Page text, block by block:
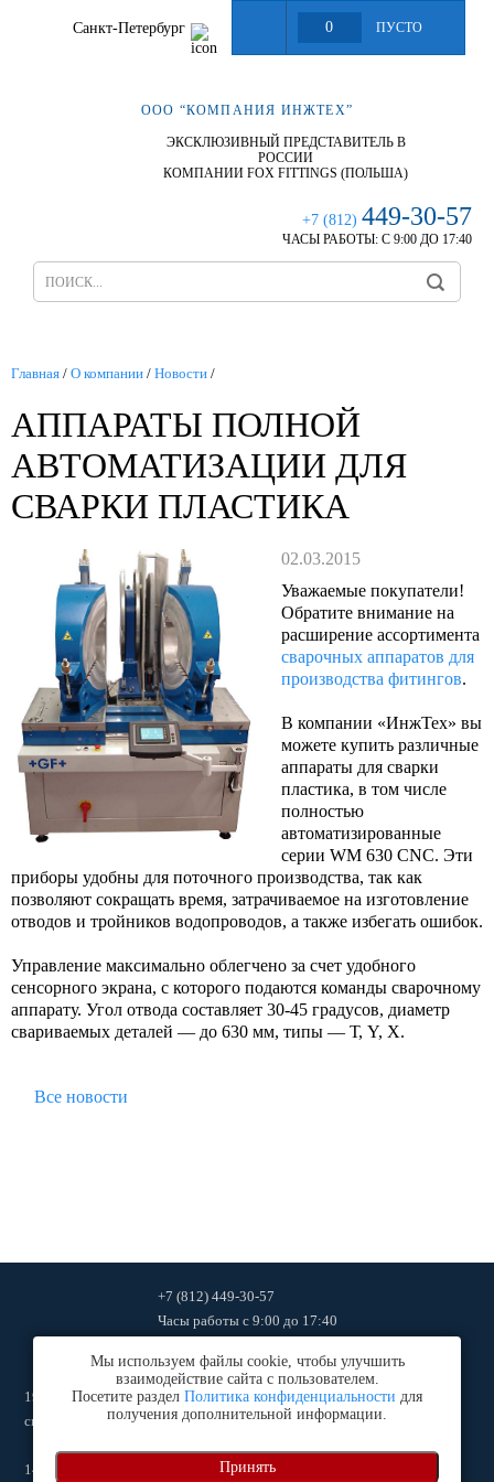
Санкт-Петербург 0 ПУСТО
ООО “КОМПАНИЯ ИНЖТЕХ”
ЭКСКЛЮЗИВНЫЙ ПРЕДСТАВИТЕЛЬ В
РОССИИ
КОМПАНИИ FOX FITTINGS (ПОЛЬША)
+7 (812) 449-30-57
ЧАСЫ РАБОТЫ: С 9:00 ДО 17:40
Главная / О компании / Новости /
АППАРАТЫ ПОЛНОЙ
АВТОМАТИЗАЦИИ ДЛЯ
СВАРКИ ПЛАСТИКА
02.03.2015
Уважаемые покупатели!
Обратите внимание на
расширение ассортимента
сварочных аппаратов для
производства фитингов.
В компании «ИнжТех» вы
можете купить различные
аппараты для сварки
пластика, в том числе
полностью
автоматизированные
серии WM 630 CNC. Эти
приборы удобны для поточного производства, так как
позволяют сокращать время, затрачиваемое на изготовление
отводов и тройников водопроводов, а также избегать ошибок.
Управление максимально облегчено за счет удобного
сенсорного экрана, с которого подаются команды сварочному
аппарату. Угол отвода составляет 30-45 градусов, диаметр
свариваемых деталей — до 630 мм, типы — Т, Y, Х.
Все новости
+7 (812) 449-30-57
Часы работы с 9:00 до 17:40
192102 , г.Санкт-Петербург,ул. Салова дом 53, к. 1, оф. 27 (офис и
склад)
140060 Люберцы,
Мы используем файлы cookie, чтобы улучшить
взаимодействие сайта с пользователем.
Посетите раздел Политика конфиденциальности для
получения дополнительной информации.
Принять